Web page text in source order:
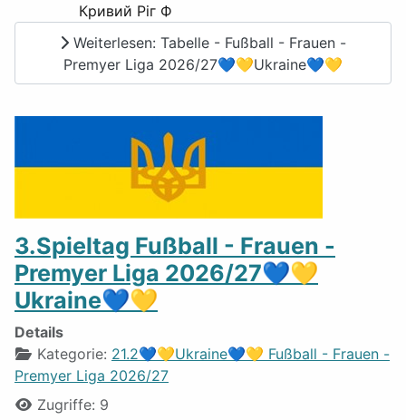
Кривий Ріг Ф
Weiterlesen: Tabelle - Fußball - Frauen -
Premyer Liga 2026/27💙💛Ukraine💙💛
3.Spieltag Fußball - Frauen -
Premyer Liga 2026/27💙💛
Ukraine💙💛
Details
Kategorie: 21.2💙💛Ukraine💙💛 Fußball - Frauen -
Premyer Liga 2026/27
Zugriffe: 9